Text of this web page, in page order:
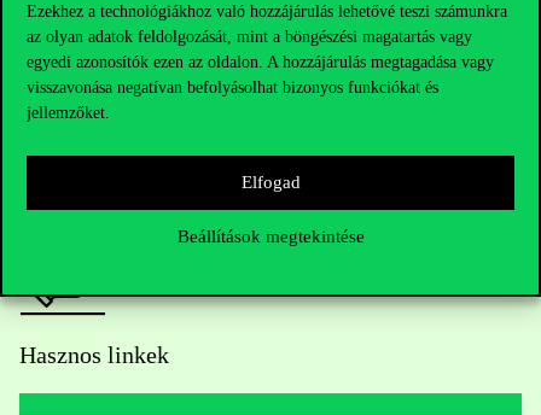
Ezekhez a technológiákhoz való hozzájárulás lehetővé teszi számunkra
az olyan adatok feldolgozását, mint a böngészési magatartás vagy
egyedi azonosítók ezen az oldalon. A hozzájárulás megtagadása vagy
visszavonása negatívan befolyásolhat bizonyos funkciókat és
jellemzőket.
Elfogad
Beállítások megtekintése
Oktatói elérhetőségek
HUB jelenlegi hallgatóinknak
Sajtó:press@uni-corvinus.hu
Hasznos linkek